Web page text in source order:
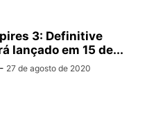
3: Definitive
lançado em 15 de...
- 27 de agosto de 2020